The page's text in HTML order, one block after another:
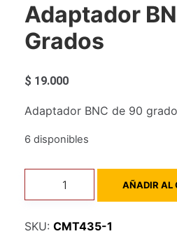
Adaptador
Grados
$ 19.000
Adaptador BNC de 90
6 disponibles
90
AÑADIR AL
SKU: CMT435-1